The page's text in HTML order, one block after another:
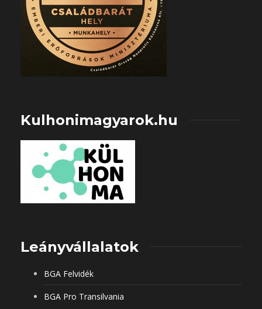
Kulhonimagyarok.hu
Leányvállalatok
BGA Felvidék
BGA Pro Transilvania